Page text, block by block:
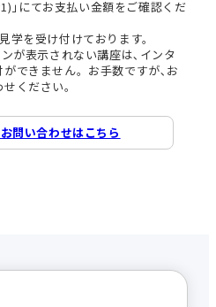
｣にてお支払い金額をご確認くだ
学を受け付けております。
が表示されない講座は､インタ
できません。お手数ですが､お
ください。
問い合わせはこちら